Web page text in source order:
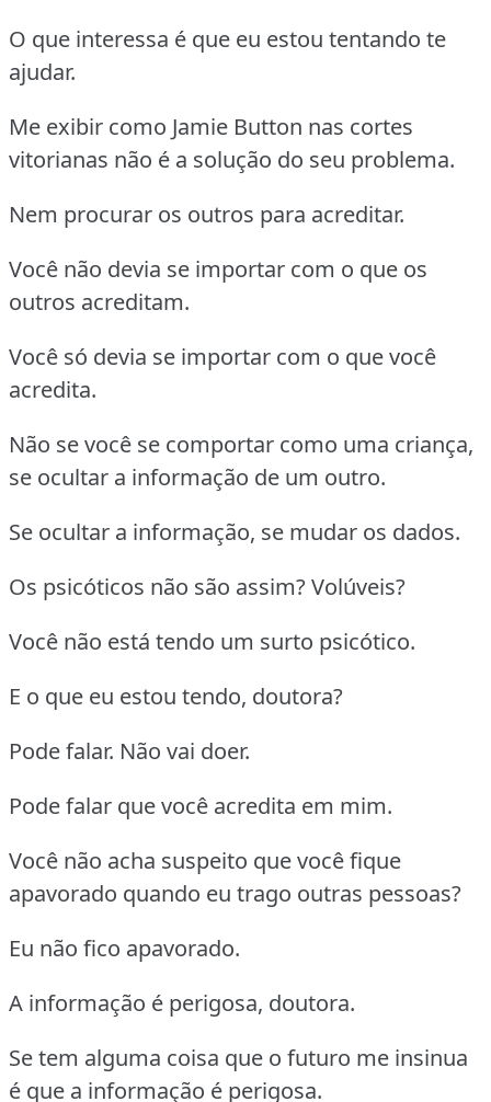
O que interessa é que eu estou tentando te
ajudar.
Me exibir como Jamie Button nas cortes
vitorianas não é a solução do seu problema.
Nem procurar os outros para acreditar.
Você não devia se importar com o que os
outros acreditam.
Você só devia se importar com o que você
acredita.
Não se você se comportar como uma criança,
se ocultar a informação de um outro.
Se ocultar a informação, se mudar os dados.
Os psicóticos não são assim? Volúveis?
Você não está tendo um surto psicótico.
E o que eu estou tendo, doutora?
Pode falar. Não vai doer.
Pode falar que você acredita em mim.
Você não acha suspeito que você fique
apavorado quando eu trago outras pessoas?
Eu não fico apavorado.
A informação é perigosa, doutora.
Se tem alguma coisa que o futuro me insinua
é que a informação é perigosa.